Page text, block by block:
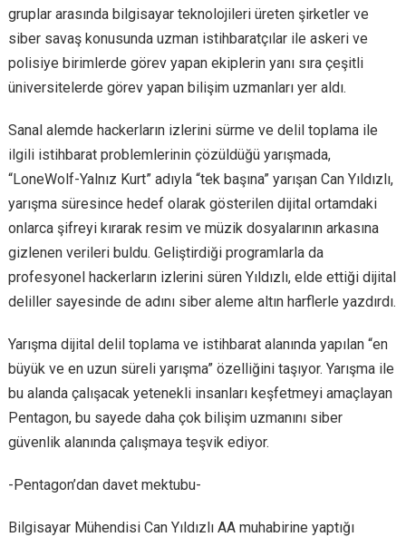
gruplar arasında bilgisayar teknolojileri üreten şirketler ve
siber savaş konusunda uzman istihbaratçılar ile askeri ve
polisiye birimlerde görev yapan ekiplerin yanı sıra çeşitli
üniversitelerde görev yapan bilişim uzmanları yer aldı.
Sanal alemde hackerların izlerini sürme ve delil toplama ile
ilgili istihbarat problemlerinin çözüldüğü yarışmada,
“LoneWolf-Yalnız Kurt” adıyla “tek başına” yarışan Can Yıldızlı,
yarışma süresince hedef olarak gösterilen dijital ortamdaki
onlarca şifreyi kırarak resim ve müzik dosyalarının arkasına
gizlenen verileri buldu. Geliştirdiği programlarla da
profesyonel hackerların izlerini süren Yıldızlı, elde ettiği dijital
deliller sayesinde de adını siber aleme altın harflerle yazdırdı.
Yarışma dijital delil toplama ve istihbarat alanında yapılan “en
büyük ve en uzun süreli yarışma” özelliğini taşıyor. Yarışma ile
bu alanda çalışacak yetenekli insanları keşfetmeyi amaçlayan
Pentagon, bu sayede daha çok bilişim uzmanını siber
güvenlik alanında çalışmaya teşvik ediyor.
-Pentagon’dan davet mektubu-
Bilgisayar Mühendisi Can Yıldızlı AA muhabirine yaptığı